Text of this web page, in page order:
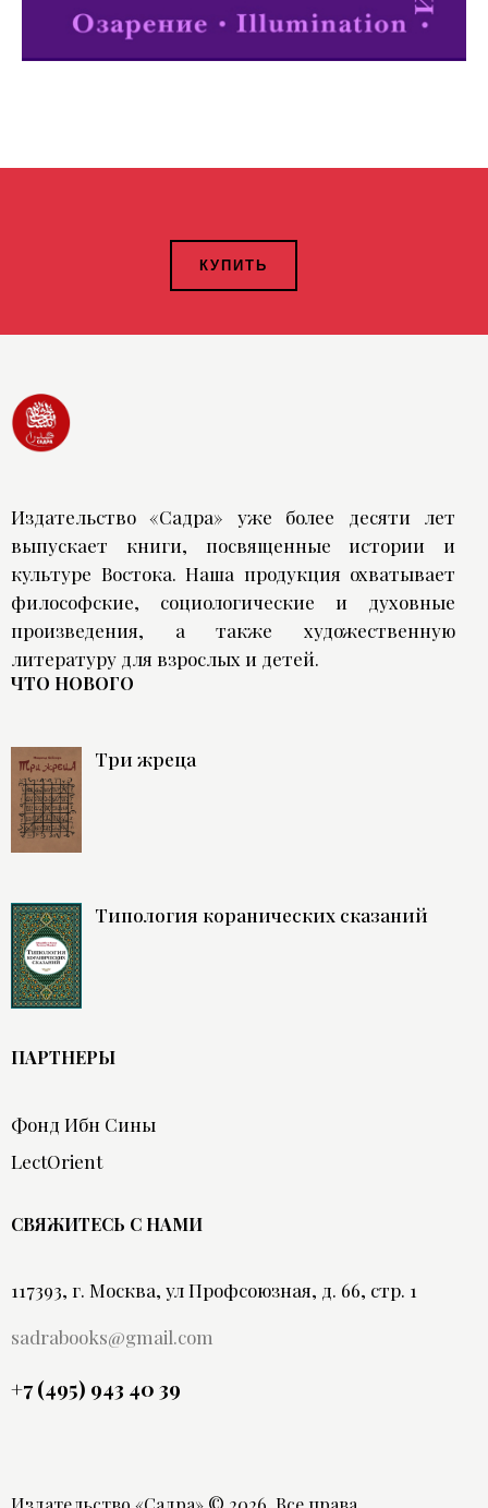
КУПИТЬ
Издательство «Садра» уже более десяти лет
выпускает книги, посвященные истории и
культуре Востока. Наша продукция охватывает
философские, социологические и духовные
произведения, а также художественную
литературу для взрослых и детей.
ЧТО НОВОГО
Три жреца
Типология коранических сказаний
ПАРТНЕРЫ
Фонд Ибн Сины
LectOrient
СВЯЖИТЕСЬ С НАМИ
117393, г. Москва, ул Профсоюзная, д. 66, стр. 1
sadrabooks@gmail.com
+7 (495) 943 40 39